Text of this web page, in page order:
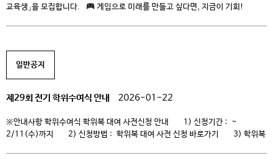
교육생」을 모집합니다.
게임으로 미래를 만들고 싶다면, 지금이 기회!
일반공지
제29회 전기 학위수여식 안내 2026-01-22
※안내사항 학위수여식 학위복 대여 사전신청 안내 1) 신청기간 : ~
2/11(수)까지 2) 신청방법 : 학위복 대여 사전 신청 바로가기 3) 학위복